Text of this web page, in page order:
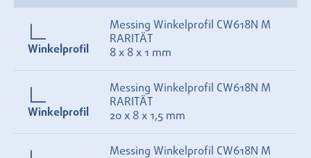
Winkelprofil
Messing Winkelprofil CW618N M
RARITÄT
8 x 8 x 1 mm
Winkelprofil
Messing Winkelprofil CW618N M
RARITÄT
20 x 8 x 1,5 mm
Messing Winkelprofil CW618N M